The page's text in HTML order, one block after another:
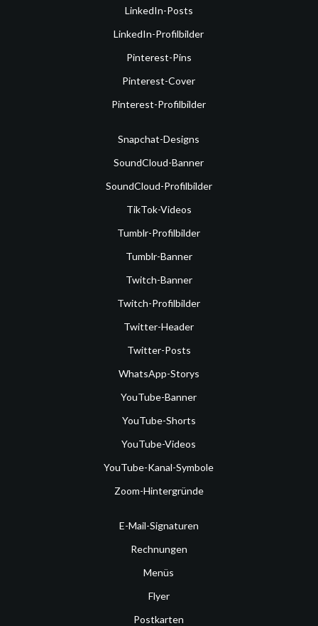
LinkedIn-Posts
LinkedIn-Profilbilder
Pinterest-Pins
Pinterest-Cover
Pinterest-Profilbilder
Snapchat-Designs
SoundCloud-Banner
SoundCloud-Profilbilder
TikTok-Videos
Tumblr-Profilbilder
Tumblr-Banner
Twitch-Banner
Twitch-Profilbilder
Twitter-Header
Twitter-Posts
WhatsApp-Storys
YouTube-Banner
YouTube-Shorts
YouTube-Videos
YouTube-Kanal-Symbole
Zoom-Hintergründe
E-Mail-Signaturen
Rechnungen
Menüs
Flyer
Postkarten